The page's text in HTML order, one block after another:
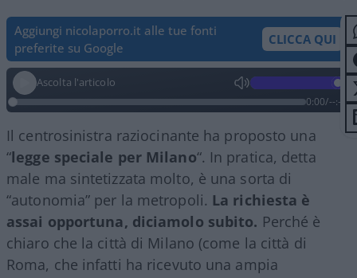
Aggiungi nicolaporro.it alle tue fonti
preferite su Google
CLICCA QUI
Ascolta l'articolo
0:00/--:--
Il centrosinistra raziocinante ha proposto una
“legge speciale per Milano“. In pratica, detta
male ma sintetizzata molto, è una sorta di
“autonomia” per la metropoli. La richiesta è
assai opportuna, diciamolo subito. Perché è
chiaro che la città di Milano (come la città di
Roma, che infatti ha ricevuto una ampia